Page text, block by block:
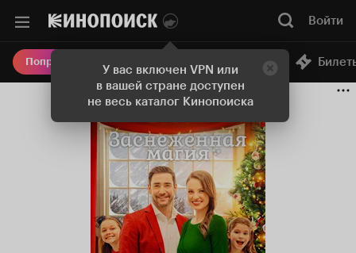
У вас включен VPN или
в вашей стране доступен
не весь каталог Кинопоиска
Войти
Попробовать Плюс Онлайн-кинотеатр